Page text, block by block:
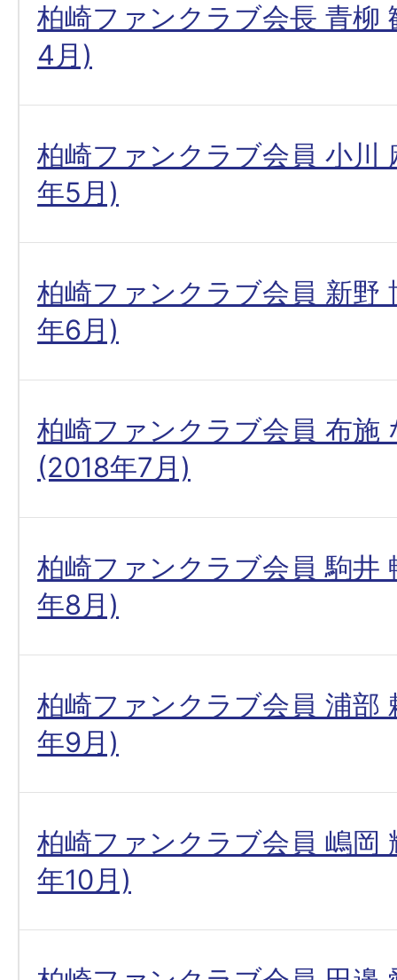
柏崎ファンクラブ会長 青柳
4月)
柏崎ファンクラブ会員 小川
年5月)
柏崎ファンクラブ会員 新野
年6月)
柏崎ファンクラブ会員 布施
(2018年7月)
柏崎ファンクラブ会員 駒井
年8月)
柏崎ファンクラブ会員 浦部
年9月)
柏崎ファンクラブ会員 嶋岡
年10月)